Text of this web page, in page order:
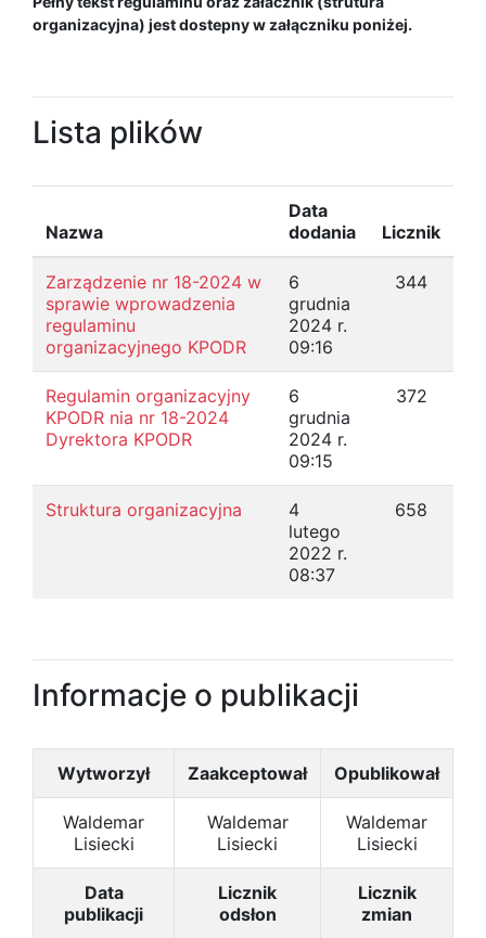
organizacyjna) jest dostepny w załączniku poniżej.
Lista plików
Nazwa
Data
dodania
Licznik
Zarządzenie nr 18-2024 w
sprawie wprowadzenia
regulaminu
organizacyjnego KPODR
6
grudnia
2024 r.
09:16
344
Regulamin organizacyjny
KPODR nia nr 18-2024
Dyrektora KPODR
6
grudnia
2024 r.
09:15
372
Struktura organizacyjna
4
lutego
2022 r.
08:37
658
Informacje o publikacji
Wytworzył Zaakceptował Opublikował
Waldemar
Lisiecki
Waldemar
Lisiecki
Waldemar
Lisiecki
Data
publikacji
Licznik
odsłon
Licznik
zmian